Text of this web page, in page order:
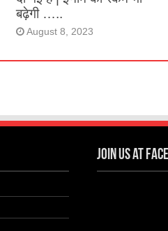
बढ़ेगी …..
August 8, 2023
Join us at